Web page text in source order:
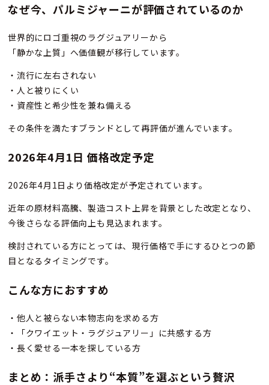
なぜ今、パルミジャーニが評価されているのか
世界的にロゴ重視のラグジュアリーから
「静かな上質」へ価値観が移行しています。
・流行に左右されない
・人と被りにくい
・資産性と希少性を兼ね備える
その条件を満たすブランドとして再評価が進んでいます。
2026年4月1日 価格改定予定
2026年4月1日より価格改定が予定されています。
近年の原材料高騰、製造コスト上昇を背景とした改定となり、
今後さらなる評価向上も見込まれます。
検討されている方にとっては、現行価格で手にするひとつの節
目となるタイミングです。
こんな方におすすめ
・他人と被らない本物志向を求める方
・「クワイエット・ラグジュアリー」に共感する方
・長く愛せる一本を探している方
まとめ：派手さより“本質”を選ぶという贅沢